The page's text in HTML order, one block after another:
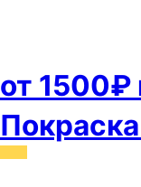
от 1500₽